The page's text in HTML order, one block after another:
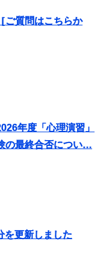
ご質問はこちらか
年度「心理演習」
の最終合否につい…
を更新しました